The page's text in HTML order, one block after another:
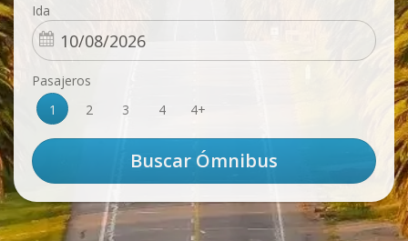
Ida
Pasajeros
1
2 3 4 4+